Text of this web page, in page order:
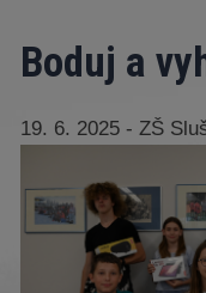
Boduj a
19. 6. 2025 - ZŠ